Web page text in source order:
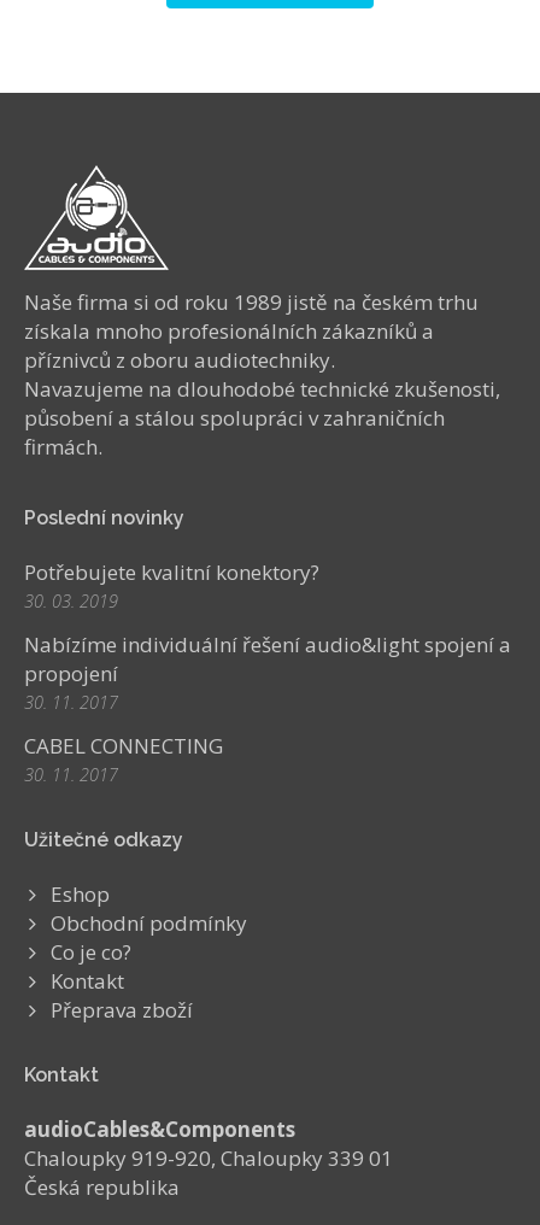
Naše firma si od roku 1989 jistě na českém trhu
získala mnoho profesionálních zákazníků a
příznivců z oboru audiotechniky.
Navazujeme na dlouhodobé technické zkušenosti,
působení a stálou spolupráci v zahraničních
firmách.
Poslední novinky
Potřebujete kvalitní konektory?
30. 03. 2019
Nabízíme individuální řešení audio&light spojení a
propojení
30. 11. 2017
CABEL CONNECTING
30. 11. 2017
Užitečné odkazy
Eshop
Obchodní podmínky
Co je co?
Kontakt
Přeprava zboží
Kontakt
audioCables&Components
Chaloupky 919-920, Chaloupky 339 01
Česká republika